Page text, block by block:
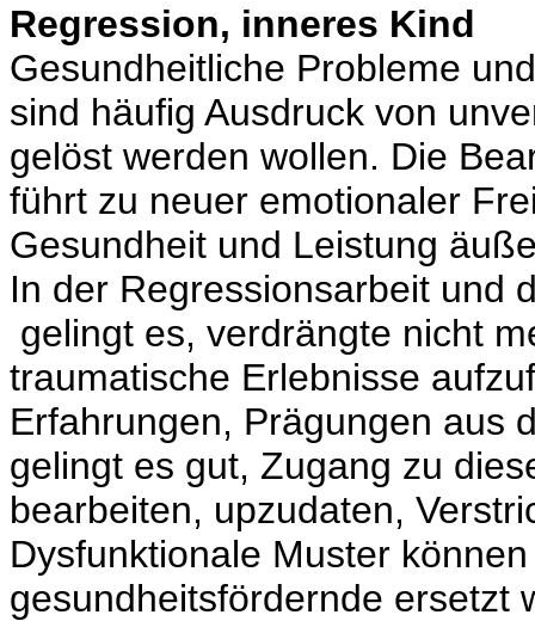
Regression, inneres Kind
Gesundheitliche Probleme
sind häufig Ausdruck von
gelöst werden wollen. Die
führt zu neuer emotionaler
Gesundheit und Leistung
In der Regressionsarbeit und
gelingt es, verdrängte nicht
traumatische Erlebnisse
Erfahrungen, Prägungen aus
gelingt es gut, Zugang zu
bearbeiten, upzudaten,
Dysfunktionale Muster
gesundheitsfördernde ersetzt